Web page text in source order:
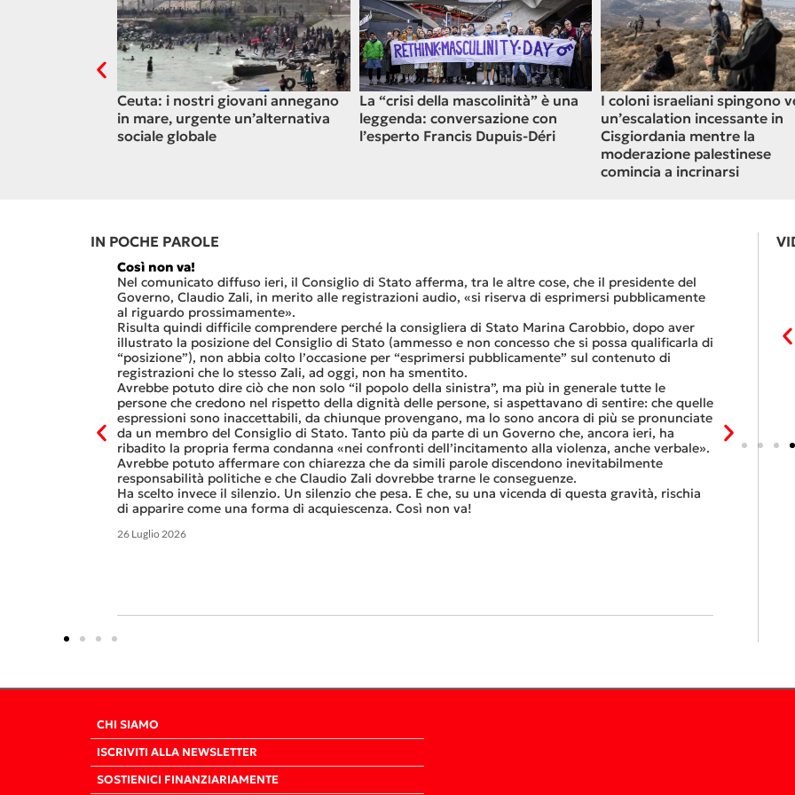
Ceuta: i nostri giovani annegano
in mare, urgente un’alternativa
sociale globale
La “crisi della mascolinità” è una
leggenda: conversazione con
l’esperto Francis Dupuis-Déri
I coloni israeliani spingono
un’escalation incessante in
Cisgiordania mentre la
moderazione palestinese
comincia a incrinarsi
IN POCHE PAROLE
Così non va!
Nel comunicato diffuso ieri, il Consiglio di Stato afferma, tra le altre cose, che il presidente del
Governo, Claudio Zali, in merito alle registrazioni audio, «si riserva di esprimersi pubblicamente
al riguardo prossimamente».
Risulta quindi difficile comprendere perché la consigliera di Stato Marina Carobbio, dopo aver
illustrato la posizione del Consiglio di Stato (ammesso e non concesso che si possa qualificarla di
“posizione”), non abbia colto l’occasione per “esprimersi pubblicamente” sul contenuto di
registrazioni che lo stesso Zali, ad oggi, non ha smentito.
Avrebbe potuto dire ciò che non solo “il popolo della sinistra”, ma più in generale tutte le
persone che credono nel rispetto della dignità delle persone, si aspettavano di sentire: che quelle
espressioni sono inaccettabili, da chiunque provengano, ma lo sono ancora di più se pronunciate
da un membro del Consiglio di Stato. Tanto più da parte di un Governo che, ancora ieri, ha
ribadito la propria ferma condanna «nei confronti dell’incitamento alla violenza, anche verbale».
Avrebbe potuto affermare con chiarezza che da simili parole discendono inevitabilmente
responsabilità politiche e che Claudio Zali dovrebbe trarne le conseguenze.
Ha scelto invece il silenzio. Un silenzio che pesa. E che, su una vicenda di questa gravità, rischia
di apparire come una forma di acquiescenza. Così non va!
26 Luglio 2026
Così si
entro otto
franchi al
Questa è
IL FUTURO DELLA POLITICA ENERGETICA DEL
CANTONE
UNA MULTA DISSUASIVA PER I CONSIGLIERI DI
STATO
CHI SIAMO
ISCRIVITI ALLA NEWSLETTER
SOSTIENICI FINANZIARIAMENTE